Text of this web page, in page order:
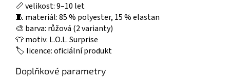
📏 velikost: 9–10 let
🧵 materiál: 85 % polyester, 15 % elastan
🎨 barva: růžová (2 varianty)
👕 motiv: L.O.L. Surprise
🏷️ licence: oficiální produkt
Doplňkové parametry